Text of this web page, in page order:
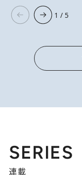
1 / 5
SERIES
連載